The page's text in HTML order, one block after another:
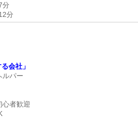
分
分
会社」
ルパー
心者歓迎